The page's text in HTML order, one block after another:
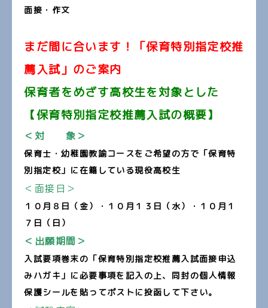
面接・作文
まだ間に合います！「保育特別指定校推
薦入試」のご案内
保育者をめざす高校生を対象とした
【保育特別指定校推薦入試の概要】
＜対 象＞
保育士・幼稚園教諭コースをご希望の方で「保育特
別指定校」に在籍している現役高校生
＜面接日＞
１０ 月８日（金）・１０月１３日（水）・１０月１
７日（日）
＜出願期間＞
入試要項巻末の「保育特別指定校推薦入試面接申込
みハガキ」に必要事項を記入の上、同封の個人情報
保護シールを貼ってポストに投函して下さい。